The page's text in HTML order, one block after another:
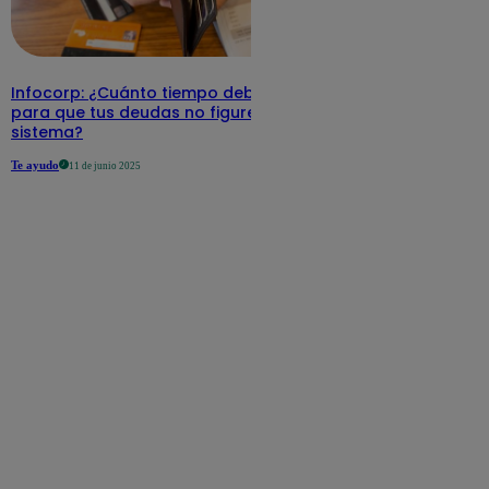
Infocorp: ¿Cuánto tiempo debe pasar
para que tus deudas no figuren en su
sistema?
Te ayudo 11 de junio 2025